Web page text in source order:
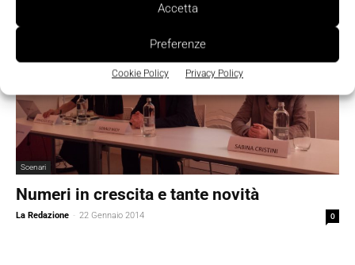
Accetta
Preferenze
Cookie Policy Privacy Policy
Scenari
Numeri in crescita e tante novità
La Redazione - 22 Gennaio 2014 0